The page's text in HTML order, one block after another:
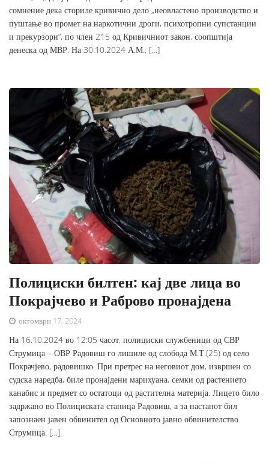
сомнение дека сториле кривично дело „неовластено производство и
пуштање во промет на наркотични дроги, психотропни супстанции
и прекурзори“, по член 215 од Кривичниот закон, соопштија
денеска од МВР. На 30.10.2024 А.М., […]
Полициски билтен: кај две лица во
Покрајчево и Раброво пронајдена
октомври 17, 2024
На 16.10.2024 во 12:05 часот, полициски службеници од СВР
Струмица – ОВР Радовиш го лишиле од слобода М.Т.(25) од село
Покрачјево, радовишко. При претрес на неговиот дом, извршен со
судска наредба, биле пронајдени марихуана, семки од растението
канабис и предмет со остатоци од растителна материја. Лицето било
задржано во Полициската станица Радовиш, а за настанот бил
запознаен јавен обвинител од Основното јавно обвинителство
Струмица. […]